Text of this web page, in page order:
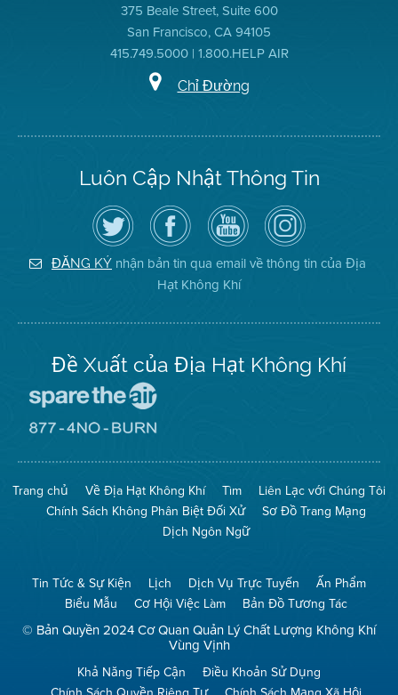
375 Beale Street, Suite 600
San Francisco, CA 94105
415.749.5000 | 1.800.HELP AIR
Chỉ Đường
Luôn Cập Nhật Thông Tin
Hãy
theo
dõi
Địa
Hạt
Không
Truy
cập
Trang
Facebook
của
Địa
Hạt
Kênh
YouTube
của
Địa
Hạt
Không
Khí
Air
District
on
Instagram
ĐĂNG KÝ nhận bản tin qua email về thông tin của Địa
Hạt Không Khí
Đề Xuất của Địa Hạt Không Khí
The
(Bảo
Toàn
Không
Khí)
Mạng
No
Burn
(Không
Đốt)
Trang chủ Về Địa Hạt Không Khí Tìm
Liên Lạc với Chúng Tôi
Chính Sách Không Phân Biệt Đối Xử
Sơ Đồ Trang Mạng
Dịch Ngôn Ngữ
Tin Tức & Sự Kiện Lịch Dịch Vụ Trực Tuyến
Ấn Phẩm
Biểu Mẫu
Cơ Hội Việc Làm Bản Đồ Tương Tác
© Bản Quyền 2024 Cơ Quan Quản Lý Chất Lượng Không Khí
Vùng Vịnh
Khả Năng Tiếp Cận
Điều Khoản Sử Dụng